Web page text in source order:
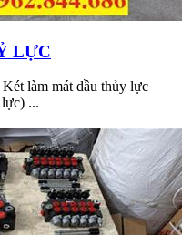
LỰC
làm mát dầu thủy lực
...